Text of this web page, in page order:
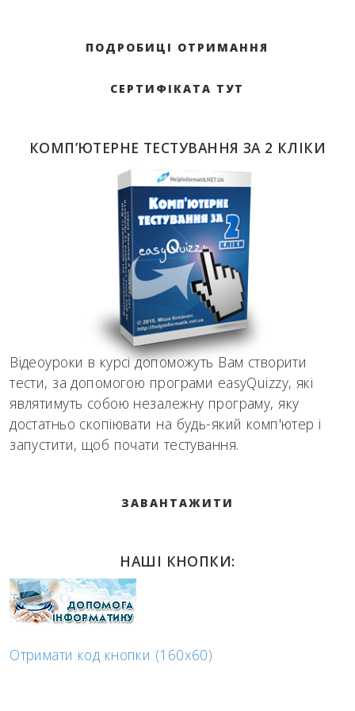
ПОДРОБИЦІ ОТРИМАННЯ
СЕРТИФІКАТА ТУТ
КОМП’ЮТЕРНЕ ТЕСТУВАННЯ ЗА 2 КЛІКИ
Відеоуроки в курсі допоможуть Вам створити
тести, за допомогою програми easyQuizzy, які
являтимуть собою незалежну програму, яку
достатньо скопіювати на будь-який комп'ютер і
запустити, щоб почати тестування.
ЗАВАНТАЖИТИ
НАШІ КНОПКИ:
Отримати код кнопки (160x60)